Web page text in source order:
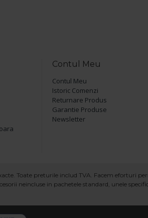
Contul Meu
Contul Meu
Istoric Comenzi
Returnare Produs
Garantie Produse
Newsletter
Toate preturile includ TVA. Facem eforturi
neincluse in pachetele standard, unele